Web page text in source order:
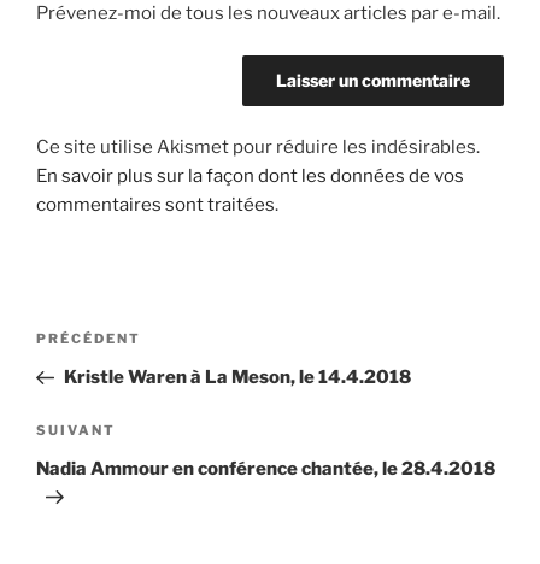
Prévenez-moi de tous les nouveaux articles par e-mail.
Ce site utilise Akismet pour réduire les indésirables.
En savoir plus sur la façon dont les données de vos
commentaires sont traitées.
Navigation
l’article
Article
précédent
PRÉCÉDENT
Kristle Waren à La Meson, le 14.4.2018
Article
suivant
SUIVANT
Nadia Ammour en conférence chantée, le 28.4.2018